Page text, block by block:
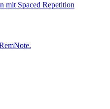
mit Spaced Repetition